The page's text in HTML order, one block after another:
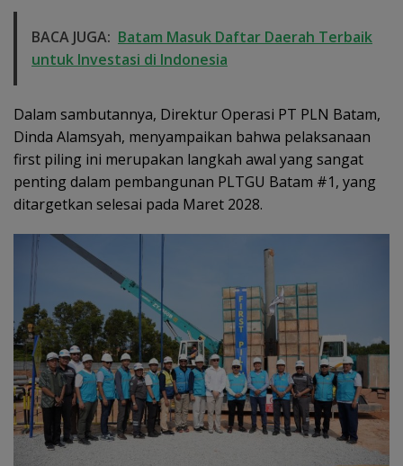
BACA JUGA: Batam Masuk Daftar Daerah Terbaik
untuk Investasi di Indonesia
Dalam sambutannya, Direktur Operasi PT PLN Batam,
Dinda Alamsyah, menyampaikan bahwa pelaksanaan
first piling ini merupakan langkah awal yang sangat
penting dalam pembangunan PLTGU Batam #1, yang
ditargetkan selesai pada Maret 2028.